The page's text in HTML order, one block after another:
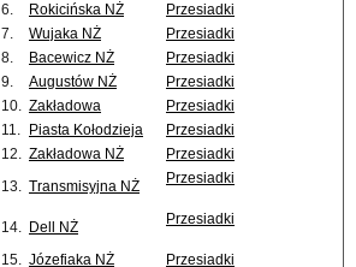
6. Rokicińska NŻ
Przesiadki
7. Wujaka NŻ
Przesiadki
8. Bacewicz NŻ
Przesiadki
9. Augustów NŻ
Przesiadki
10. Zakładowa
Przesiadki
11. Piasta Kołodzieja
Przesiadki
12. Zakładowa NŻ
Przesiadki
13. Transmisyjna NŻ Przesiadki
14. Dell NŻ Przesiadki
15. Józefiaka NŻ
Przesiadki